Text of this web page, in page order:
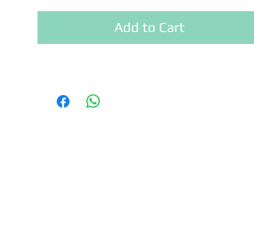
Este produto é digital, portanto, não enviamos
via correios.
Add to Cart